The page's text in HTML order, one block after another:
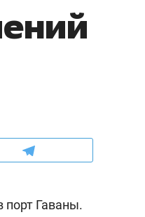
Гаваны.
школьной формы о
налогах и развитии без